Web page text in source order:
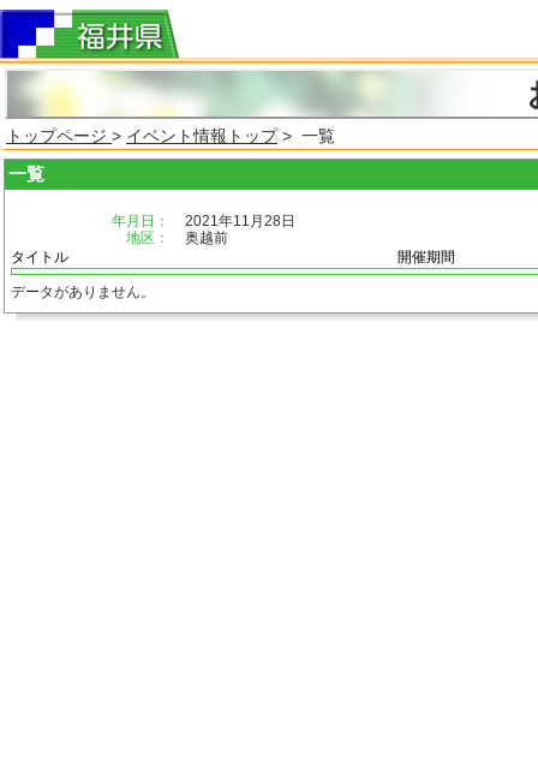
トップページ > イベント情報トップ> 一覧
一覧
年月日：
2021年11月28日
地区：
奥越前
タイトル
開催期間
データがありません。